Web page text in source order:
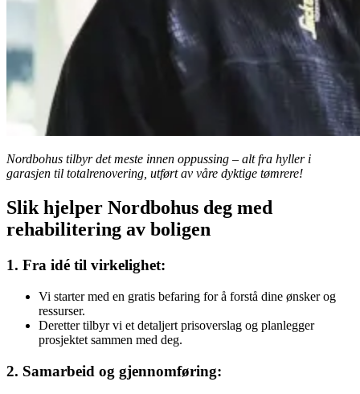
Nordbohus tilbyr det meste innen oppussing – alt fra hyller i
garasjen til totalrenovering, utført av våre dyktige tømrere!
Slik hjelper Nordbohus deg med
rehabilitering av boligen
1. Fra idé til virkelighet:
Vi starter med en gratis befaring for å forstå dine ønsker og
ressurser.
Deretter tilbyr vi et detaljert prisoverslag og planlegger
prosjektet sammen med deg.
2. Samarbeid og gjennomføring: